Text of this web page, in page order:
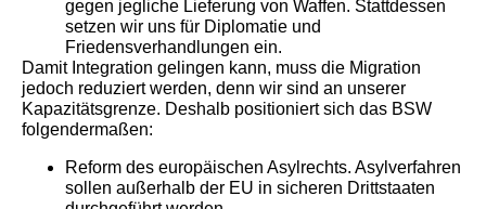
gegen jegliche Lieferung von Waffen. Stattdessen
setzen wir uns für Diplomatie und
Friedensverhandlungen ein.
Damit Integration gelingen kann, muss die Migration
jedoch reduziert werden, denn wir sind an unserer
Kapazitätsgrenze. Deshalb positioniert sich das BSW
folgendermaßen:
Reform des europäischen Asylrechts. Asylverfahren
sollen außerhalb der EU in sicheren Drittstaaten